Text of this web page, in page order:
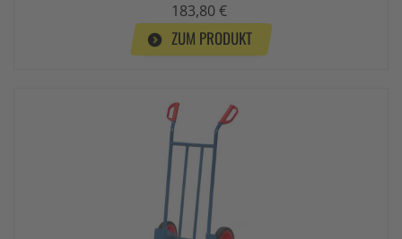
183,80 €
ZUM PRODUKT